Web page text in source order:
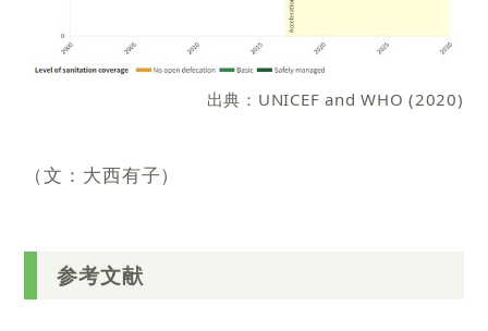
出典：UNICEF and WHO (2020)
（文：大西有子）
参考文献